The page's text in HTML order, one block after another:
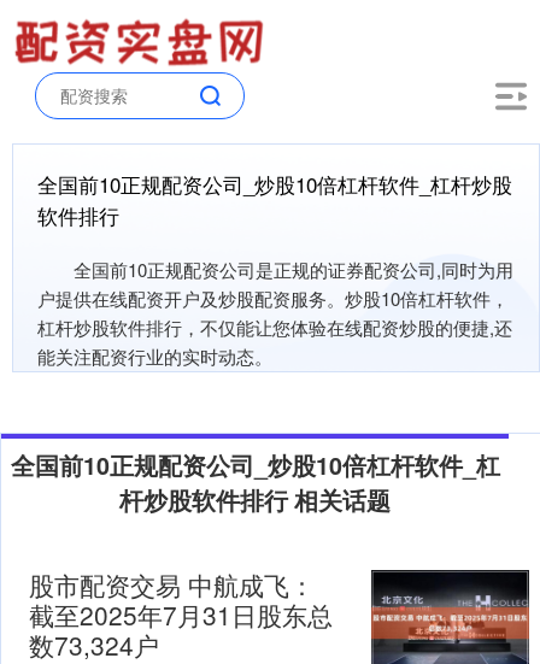
全国前10正规配资公司_炒股10倍杠杆软件_杠杆炒股
软件排行
全国前10正规配资公司是正规的证券配资公司,同时为用
户提供在线配资开户及炒股配资服务。炒股10倍杠杆软件，
杠杆炒股软件排行，不仅能让您体验在线配资炒股的便捷,还
能关注配资行业的实时动态。
全国前10正规配资公司_炒股10倍杠杆软件_杠
杆炒股软件排行 相关话题
股市配资交易 中航成飞：
截至2025年7月31日股东总
数73,324户